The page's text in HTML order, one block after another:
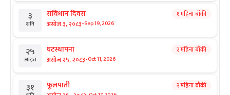
३
शनि
संविधान दिवस
असोज ३, २०८३-Sep 19, 2026
१ महिना बाँकी
२५
आइत
घटस्थापना
असोज २५, २०८३-Oct 11, 2026
२ महिना बाँकी
३१ फूलपाती २ महिना बाँकी